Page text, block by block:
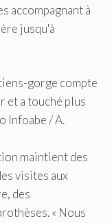
accompagnant à
jusqu'à
maintient des
visites aux
des
« Nous